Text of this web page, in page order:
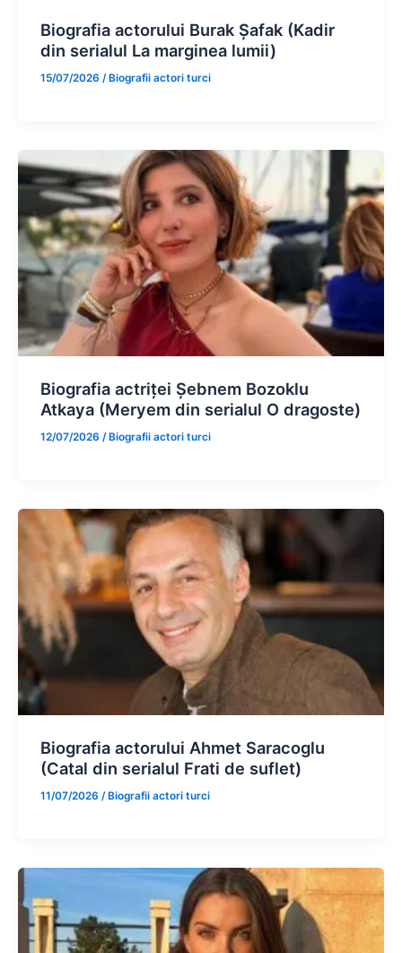
Biografia actorului Burak Șafak (Kadir
din serialul La marginea lumii)
15/07/2026 /Biografii actori turci
Biografia actriței Șebnem Bozoklu
Atkaya (Meryem din serialul O dragoste)
12/07/2026 /Biografii actori turci
Biografia actorului Ahmet Saracoglu
(Catal din serialul Frati de suflet)
11/07/2026 /Biografii actori turci